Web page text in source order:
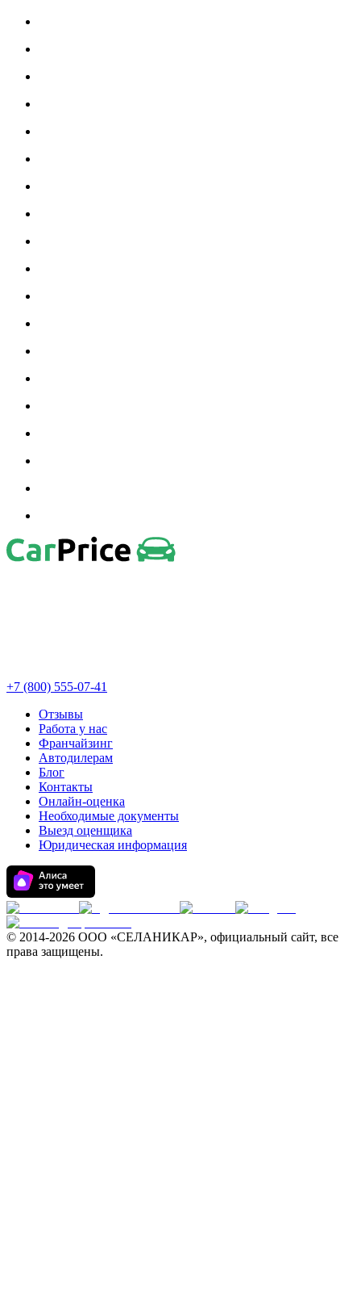
+7 (800) 555-07-41
Отзывы
Работа у нас
Франчайзинг
Автодилерам
Блог
Контакты
Онлайн-оценка
Необходимые документы
Выезд оценщика
Юридическая информация
© 2014-2026 ООО «СЕЛАНИКАР», официальный сайт, все
права защищены.